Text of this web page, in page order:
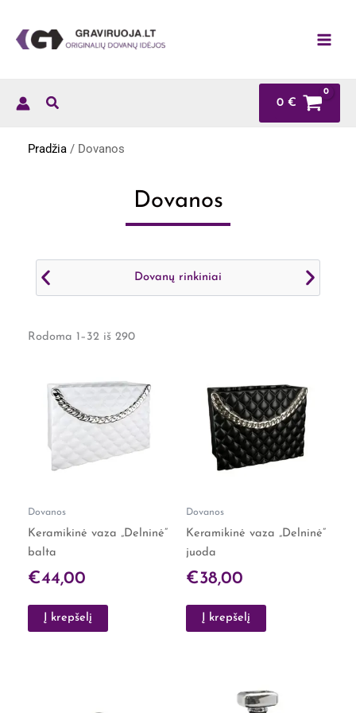
turinio
0 €
Pradžia / Dovanos
Dovanos
Dovanų rinkiniai
Rodoma 1–32 iš 290pagal
Dovanos
Keramikinė vaza „Delninė”
balta
€44,00
Į krepšelį
Dovanos
Keramikinė vaza „Delninė”
juoda
€38,00
Į krepšelį